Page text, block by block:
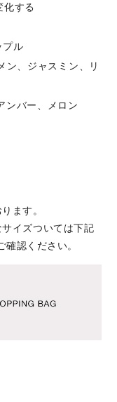
する
プル
ン、ジャスミン、リ
ンバー、メロン
ます。
イズついては下記
認ください。